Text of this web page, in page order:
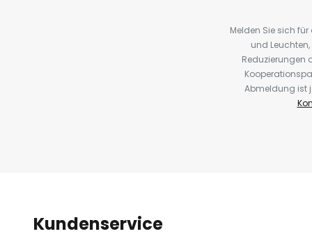
Melden Sie sich
und
Reduzierungen
Abmeldung ist
Kundenservice